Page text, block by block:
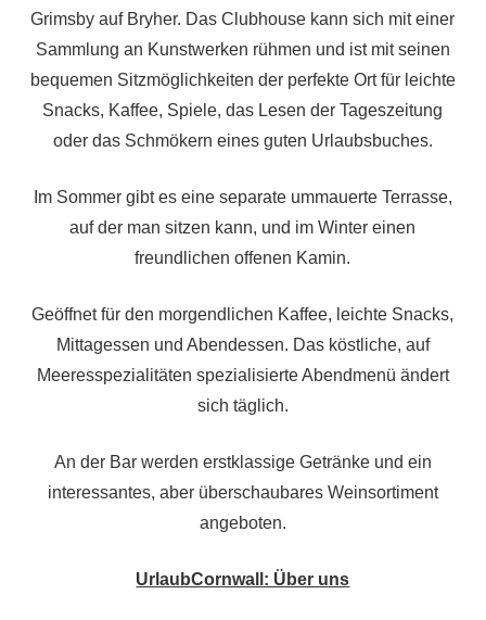
Grimsby auf Bryher. Das Clubhouse kann sich mit einer
Sammlung an Kunstwerken rühmen und ist mit seinen
bequemen Sitzmöglichkeiten der perfekte Ort für leichte
Snacks, Kaffee, Spiele, das Lesen der Tageszeitung
oder das Schmökern eines guten Urlaubsbuches.
Im Sommer gibt es eine separate ummauerte Terrasse,
auf der man sitzen kann, und im Winter einen
freundlichen offenen Kamin.
Geöffnet für den morgendlichen Kaffee, leichte Snacks,
Mittagessen und Abendessen. Das köstliche, auf
Meeresspezialitäten spezialisierte Abendmenü ändert
sich täglich.
An der Bar werden erstklassige Getränke und ein
interessantes, aber überschaubares Weinsortiment
angeboten.
UrlaubCornwall: Über uns